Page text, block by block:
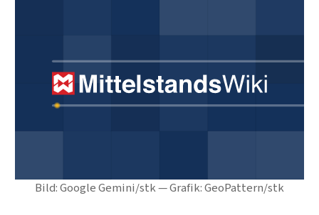
Bild: Google Gemini/stk — Grafik: GeoPattern/stk